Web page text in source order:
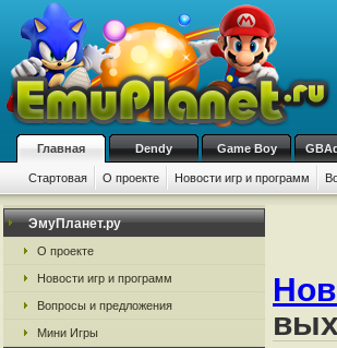
Главная Dendy Game Boy
Стартовая О проекте Новости игр и программ
ЭмуПланет.ру
О проекте
Новости игр и программ
Вопросы и предложения
Мини Игры